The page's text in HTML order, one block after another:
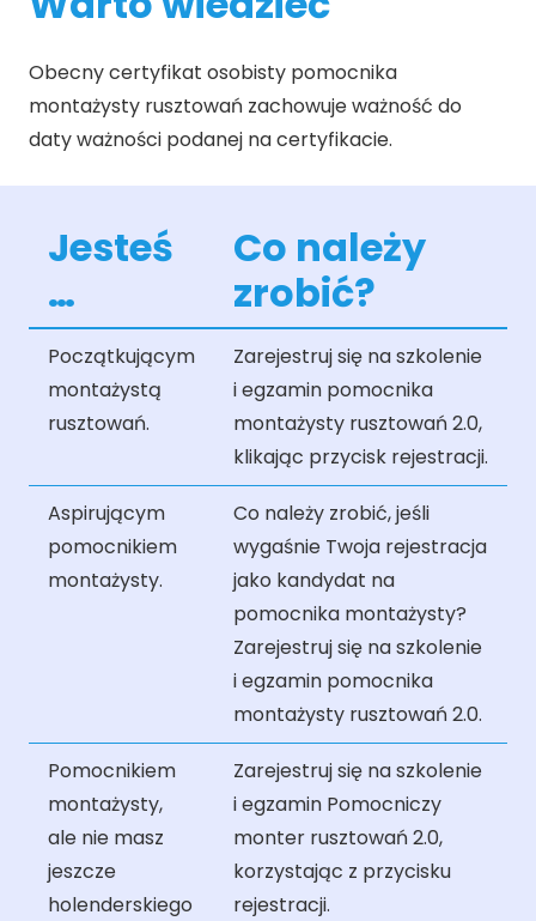
Obecny certyfikat osobisty pomocnika
montażysty rusztowań zachowuje ważność do
daty ważności podanej na certyfikacie.
Jesteś
…
Co należy
zrobić?
Początkującym
montażystą
rusztowań.
Zarejestruj się na szkolenie
i egzamin pomocnika
montażysty rusztowań 2.0,
klikając przycisk rejestracji.
Aspirującym
pomocnikiem
montażysty.
Co należy zrobić, jeśli
wygaśnie Twoja rejestracja
jako kandydat na
pomocnika montażysty?
Zarejestruj się na szkolenie
i egzamin pomocnika
montażysty rusztowań 2.0.
Pomocnikiem
montażysty,
ale nie masz
jeszcze
holenderskiego
Zarejestruj się na szkolenie
i egzamin Pomocniczy
monter rusztowań 2.0,
korzystając z przycisku
rejestracji.